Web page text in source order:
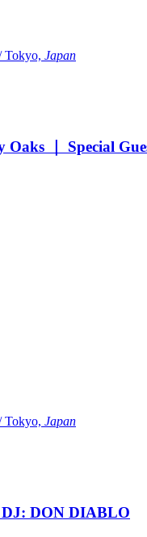
Japan
｜ Special
Japan
DJ: DON DIABLO